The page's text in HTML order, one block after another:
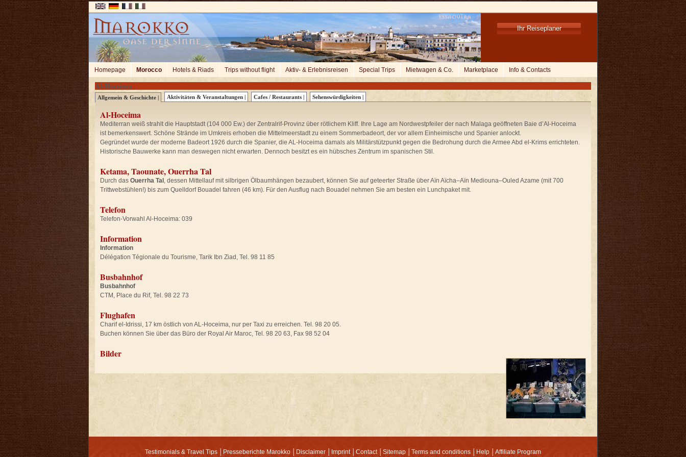
Ihr Reiseplaner
Homepage Morocco Hotels & Riads Trips without flight Aktiv- & Erlebnisreisen Special Trips Mietwagen & Co. Marketplace Info & Contacts
Al-Hoceima
Allgemein & Geschichte | Aktivitäten & Veranstaltungen | Cafes / Restaurants | Sehenswürdigkeiten |
Al-Hoceima
Mediterran weiß strahlt die Hauptstadt (104 000 Ew.) der Zentralrif-Provinz über rötlichem Kliff. Ihre Lage am Nordwestpfeiler der nach Malaga geöffneten Baie d’Al-Hoceima
ist bemerkenswert. Schöne Strände im Umkreis erhoben die Mittelmeerstadt zu einem Sommerbadeort, der vor allem Einheimische und Spanier anlockt.
Gegründet wurde der moderne Badeort 1926 durch die Spanier, die AL-Hoceima damals als Militärstützpunkt gegen die Bedrohung durch die Armee Abd el-Krims errichteten.
Historische Bauwerke kann man deswegen nicht erwarten. Dennoch besitzt es ein hübsches Zentrum im spanischen Stil.
Ketama, Taounate, Ouerrha Tal
Durch das Ouerrha Tal , dessen Mittellauf mit silbrigen Ölbaumhängen bezaubert, können Sie auf geteerter Straße über Aïn Aïcha–Aïn Mediouna–Ouled Azame (mit 700
Trittwebstühlen!) bis zum Quelldorf Bouadel fahren (46 km). Für den Ausflug nach Bouadel nehmen Sie am besten ein Lunchpaket mit.
Telefon
Telefon-Vorwahl Al-Hoceima: 039
Information
Information
Délégation Tégionale du Tourisme, Tarik Ibn Ziad, Tel. 98 11 85
Busbahnhof
Busbahnhof
CTM, Place du Rif, Tel. 98 22 73
Flughafen
Charif el-Idrissi, 17 km östlich von AL-Hoceima, nur per Taxi zu erreichen. Tel. 98 20 05.
Buchen können Sie über das Büro der Royal Air Maroc, Tel. 98 20 63, Fax 98 52 04
Bilder
Testimonials & Travel Tips Presseberichte Marokko Disclaimer Imprint│ Contact│ Sitemap Terms and conditions Help Affiliate Program